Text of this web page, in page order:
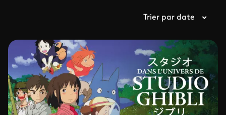
Trier par date